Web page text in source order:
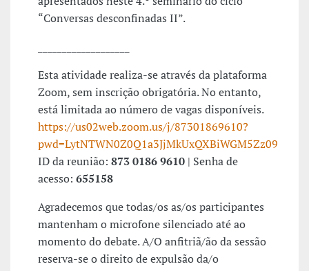
“Conversas desconfinadas II”.
Esta atividade realiza-se através da plataforma
Zoom, sem inscrição obrigatória. No entanto,
está limitada ao número de vagas disponíveis.
https://us02web.zoom.us/j/87301869610?
pwd=LytNTWN0Z0Q1a3JjMkUxQXBiWGM5Zz09
ID da reunião: 873 0186 9610 | Senha de
acesso: 655158
Agradecemos que todas/os as/os participantes
mantenham o microfone silenciado até ao
momento do debate. A/O anfitriã/ão da sessão
reserva-se o direito de expulsão da/o